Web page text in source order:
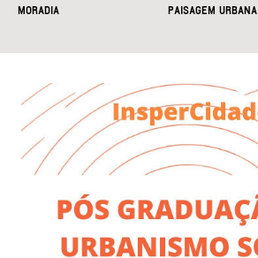
MORADIA
PAISAGEM URBANA